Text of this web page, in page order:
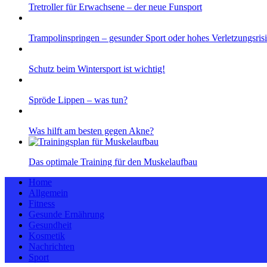
Tretroller für Erwachsene – der neue Funsport
Trampolinspringen – gesunder Sport oder hohes
Schutz beim Wintersport ist wichtig!
Spröde Lippen – was tun?
Was hilft am besten gegen Akne?
Das optimale Training für den Muskelaufbau
Home
Allgemein
Fitness
Gesunde Ernährung
Gesundheit
Kosmetik
Nachrichten
Sport